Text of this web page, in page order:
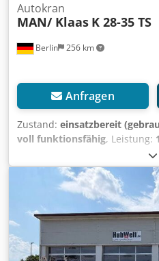
Berlin 256 km
Autokran
MAN/ Klaas K 28-35 TS
Anfragen
Zustand: einsatzbereit
voll funktionsfähig, Leistung:
,
Prüfung (TÜV):03/2027,
Fahrerkabine:Fahrerhaus ,
Anzahl der Sitzplätze:2,
2006, Ausstattung:ABS,
LKW-Zulassung, USB-
elektrische
auf MAN Zugmaschine UVV 3/